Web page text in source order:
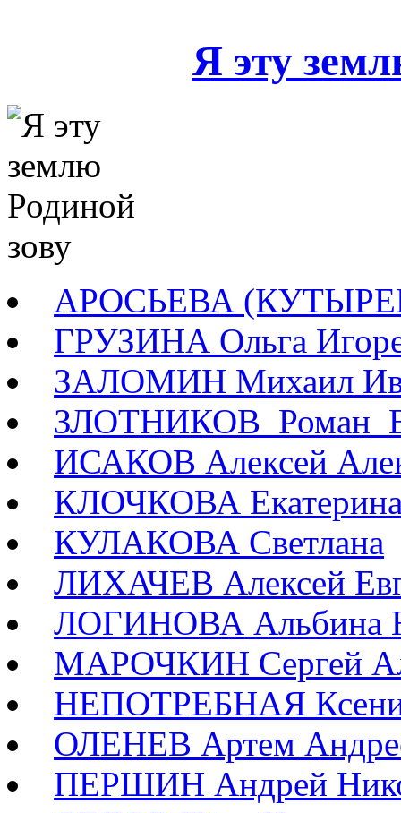
Я эту
АРОСЬЕВА
ГРУЗИНА Ольга
ЗАЛОМИН Михаил
ЗЛОТНИКОВ Роман
ИСАКОВ Алексей
КЛОЧКОВА Екатерина
КУЛАКОВА Светлана
ЛИХАЧЕВ Алексей
ЛОГИНОВА Альбина
МАРОЧКИН Сергей
НЕПОТРЕБНАЯ
ОЛЕНЕВ Артем
ПЕРШИН Андрей